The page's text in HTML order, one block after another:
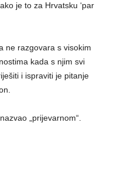
je to za Hrvatsku ‘par
ne razgovara s visokim
kada s njim svi
i ispraviti je pitanje
„prijevarnom“.